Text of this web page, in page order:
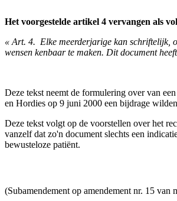
Het voorgestelde artikel 4 vervangen als
« Art. 4. ­ Elke meerderjarige kan schriftelijk,
wensen kenbaar te maken. Dit document
Deze tekst neemt de formulering over van
en Hordies op 9 juni 2000 een bijdrage
Deze tekst volgt op de voorstellen over het
vanzelf dat zo'n document slechts een
bewusteloze patiënt.
(Subamendement op amendement nr. 15 van